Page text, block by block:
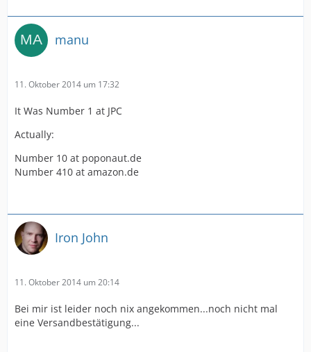
manu
11. Oktober 2014 um 17:32
It Was Number 1 at JPC
Actually:
Number 10 at poponaut.de
Number 410 at amazon.de
Iron John
11. Oktober 2014 um 20:14
Bei mir ist leider noch nix angekommen...noch nicht mal
eine Versandbestätigung...